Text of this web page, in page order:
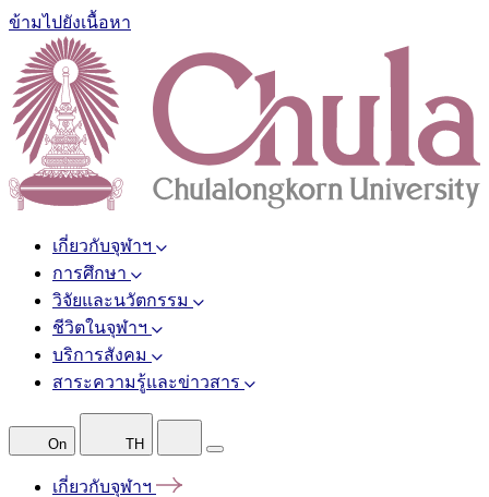
ข้ามไปยังเนื้อหา
เกี่ยวกับจุฬาฯ
การศึกษา
วิจัยและนวัตกรรม
ชีวิตในจุฬาฯ
บริการสังคม
สาระความรู้และข่าวสาร
On TH
เกี่ยวกับจุฬาฯ